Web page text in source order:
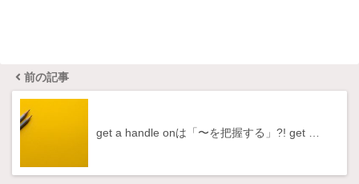
前の記事
get a handle onは「〜を把握する」?! get …